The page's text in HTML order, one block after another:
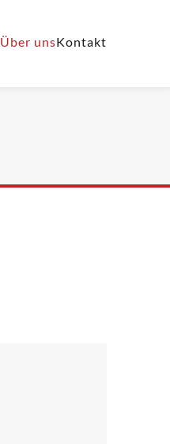
Über unsKontakt